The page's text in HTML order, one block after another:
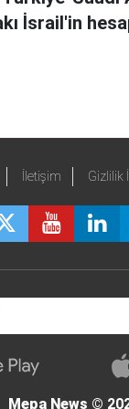
İsrail'in
İletişim Gizlilik
Mepa News ©